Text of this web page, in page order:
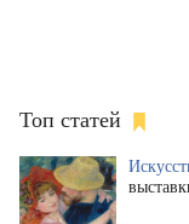
Топ статей